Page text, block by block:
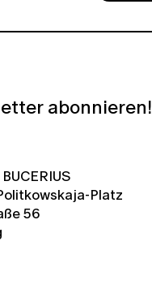
abonnieren!
Platz
56